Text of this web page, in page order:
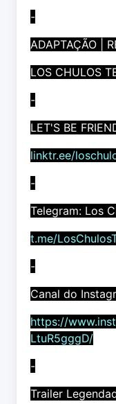
-
ADAPTAÇÃO |
LOS CHULOS
-
LET'S BE
linktr.ee/
-
Telegram: Los
t.me/
-
Canal do
https://
LtuR5gggD/
-
Trailer